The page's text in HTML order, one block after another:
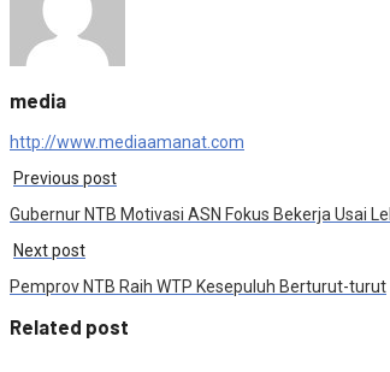
media
http://www.mediaamanat.com
Previous post
Gubernur NTB Motivasi ASN Fokus Bekerja Usai
Next post
Pemprov NTB Raih WTP Kesepuluh Berturut-turut
Related post